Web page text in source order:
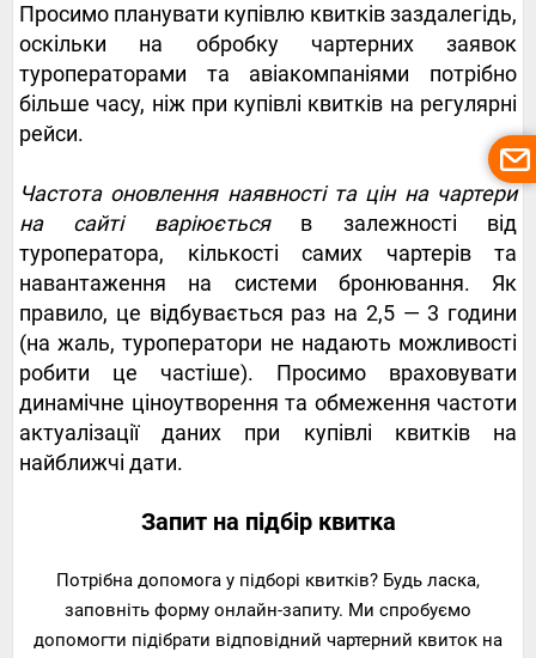
Просимо планувати купівлю квитків заздалегідь,
оскільки на обробку чартерних заявок
туроператорами та авіакомпаніями потрібно
більше часу, ніж при купівлі квитків на регулярні
рейси.
Частота оновлення наявності та цін на чартери
на сайті варіюєтьсяв залежності від
туроператора, кількості самих чартерів та
навантаження на системи бронювання. Як
правило, це відбувається раз на 2,5 — 3 години
(на жаль, туроператори не надають можливості
робити це частіше). Просимо враховувати
динамічне ціноутворення та обмеження частоти
актуалізації даних при купівлі квитків на
найближчі дати.
Запит на підбір квитка
Потрібна допомога у підборі квитків? Будь ласка,
заповніть форму онлайн-запиту. Ми спробуємо
допомогти підібрати відповідний чартерний квиток на